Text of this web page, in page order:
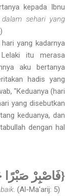
kepada Ibnu
dalam sehari yang
yang kadarnya
itu merasa
aku bertanya
hadis yang
"Keduanya (hari
yang disebutkan
keduanya, dan
dengan hal
{فَاصْبِرْ صَبْرًا
. (Al-Ma'arij: 5)